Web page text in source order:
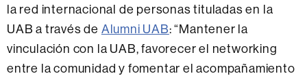
la red internacional de personas tituladas en la
UAB a través de Alumni UAB: “Mantener la
vinculación con la UAB, favorecer el networking
entre la comunidad y fomentar el acompañamiento